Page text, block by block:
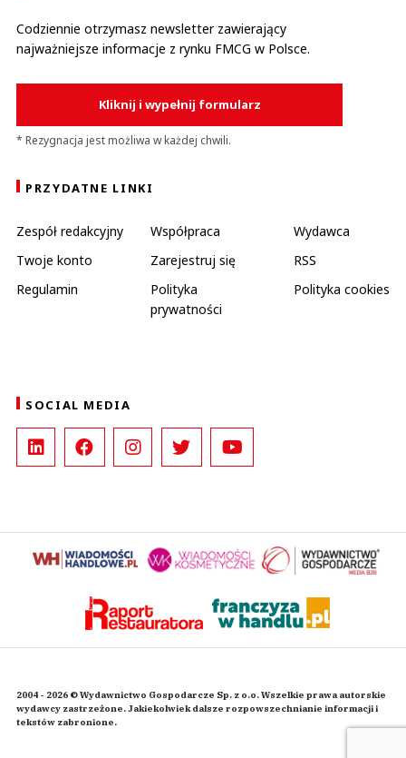
Codziennie otrzymasz newsletter zawierający
najważniejsze informacje z rynku FMCG w Polsce.
Kliknij i wypełnij formularz
* Rezygnacja jest możliwa w każdej chwili.
PRZYDATNE LINKI
Zespół redakcyjny Współpraca
Wydawca
Twoje konto
Zarejestruj się
RSS
Regulamin
Polityka
prywatności
Polityka cookies
SOCIAL MEDIA
2004 - 2026 © Wydawnictwo Gospodarcze Sp. z o.o. Wszelkie prawa autorskie
wydawcy zastrzeżone. Jakiekolwiek dalsze rozpowszechnianie informacji i
tekstów zabronione.